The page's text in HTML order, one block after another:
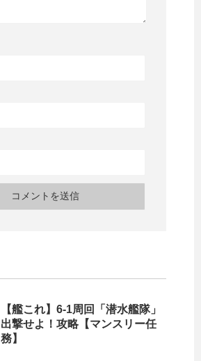
【艦これ】6-1周回「潜水艦隊」
出撃せよ！攻略【マンスリー任
務】